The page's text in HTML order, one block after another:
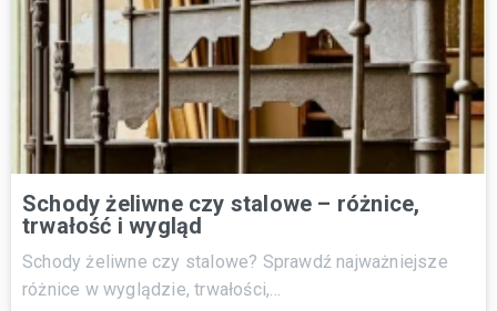
Schody żeliwne czy stalowe – różnice,
trwałość i wygląd
Schody żeliwne czy stalowe? Sprawdź najważniejsze
różnice w wyglądzie, trwałości,…